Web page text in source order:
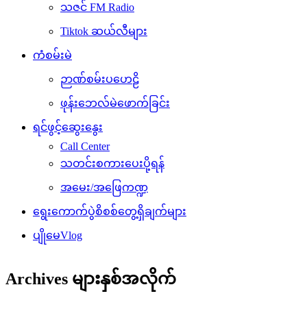
သဇင် FM Radio
Tiktok ဆယ်လီများ
ကံစမ်းမဲ
ဉာဏ်စမ်းပဟေဠိ
ဖုန်းဘေလ်မဲဖောက်ခြင်း
ရင်ဖွင့်ဆွေးနွေး
Call Center
သတင်းစကားပေးပို့ရန်
အမေး/အဖြေကဏ္ဍ
ရွေးကောက်ပွဲစိစစ်တွေ့ရှိချက်များ
ပျိုမေVlog
Archives များနှစ်အလိုက်